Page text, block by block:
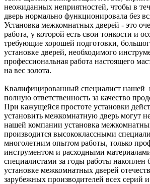
неожиданных неприятностей, чтобы в
дверь нормально функционировала без
Установка межкомнатных дверей - это
работа, у которой есть свои тонкости и
требующие хорошей подготовки,
установке дверей, необходимого
профессиональная работа настоящего
на вес золота.
Квалифицированный специалист нашей
полную ответственность за качество
При кажущейся простоте установки
установить межкомнатную дверь могут
нашей компании установка
производится высококлассными
многолетним опытом работы, только
инструментом и расходными
специалистами за годы работы
установке межкомнатных дверей
зарубежных производителей всех серий